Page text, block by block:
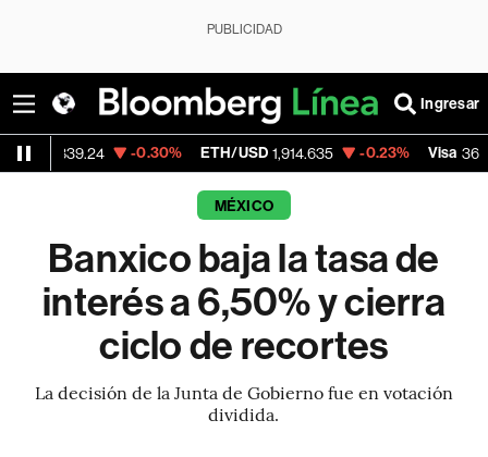
PUBLICIDAD
Ingresar
-0.30% ETH/USD 1,914.635 -0.23% Visa 362.50 -
MÉXICO
Banxico baja la tasa de
interés a 6,50% y cierra
ciclo de recortes
La decisión de la Junta de Gobierno fue en votación
dividida.